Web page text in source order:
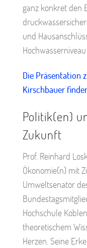
ganz konkret den
und
Die Präsentation
Kirschbauer
Politik(en)
Zukunft
Prof. Reinhard
Ökonomie(n) mit
Umweltsenator
Hochschule
theoretischem
Herzen. Seine